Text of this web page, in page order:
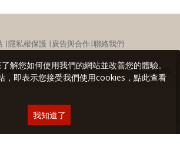
∣隱私權保護 ∣ 廣告與合作∣聯絡我們
美食生活玩家 版權所有 未經授權禁止轉貼或節錄
解您如何使用我們的網站並改善您的體驗。
，即表示您接受我們使用cookies，點此查看
我知道了